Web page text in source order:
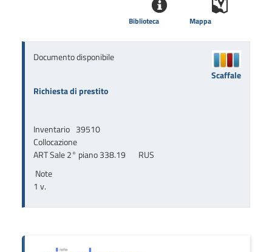
Mappa
Biblioteca
Documento disponibile
Richiesta di prestito
Inventario 39510
Collocazione
ART Sale 2° piano 338.19       RUS
Note
1 v.
Scaffale